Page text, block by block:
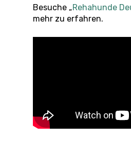
Besuche „Rehahunde
mehr zu erfahren.